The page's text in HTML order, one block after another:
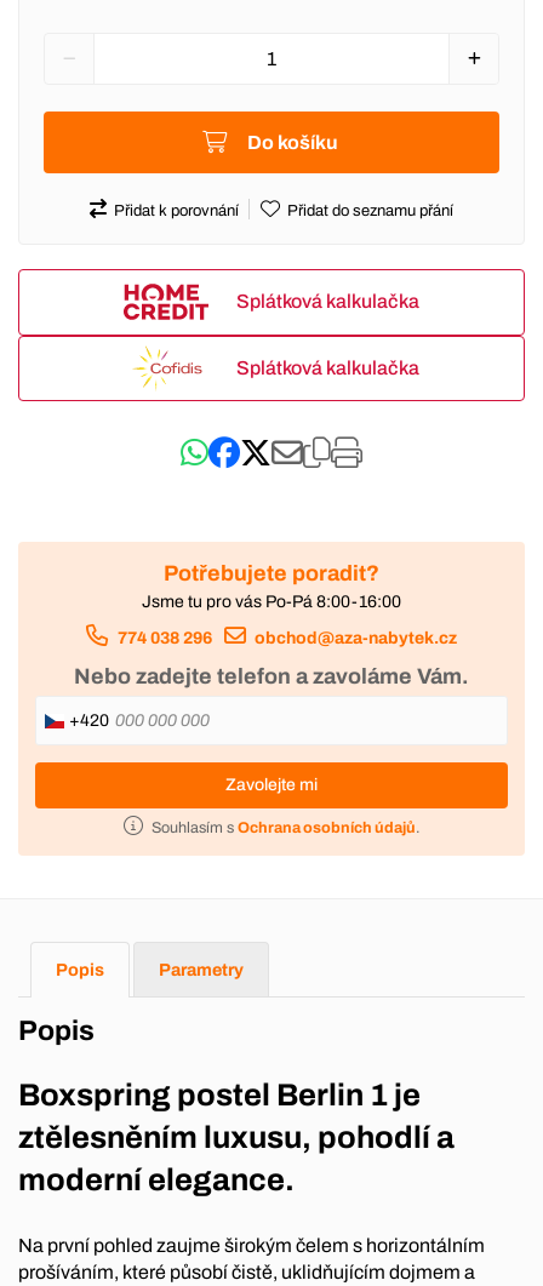
Do košíku
Přidat k porovnání Přidat do seznamu přání
Splátková kalkulačka
Splátková kalkulačka
Potřebujete poradit?
Jsme tu pro vás Po-Pá 8:00-16:00
774 038 296 obchod@aza-nabytek.cz
Nebo zadejte telefon a zavoláme Vám.
+420
Zavolejte mi
Souhlasím s Ochrana osobních údajů.
Popis Parametry
Popis
Boxspring postel Berlin 1 je
ztělesněním luxusu, pohodlí a
moderní elegance.
Na první pohled zaujme širokým čelem s horizontálním
prošíváním, které působí čistě, uklidňujícím dojmem a